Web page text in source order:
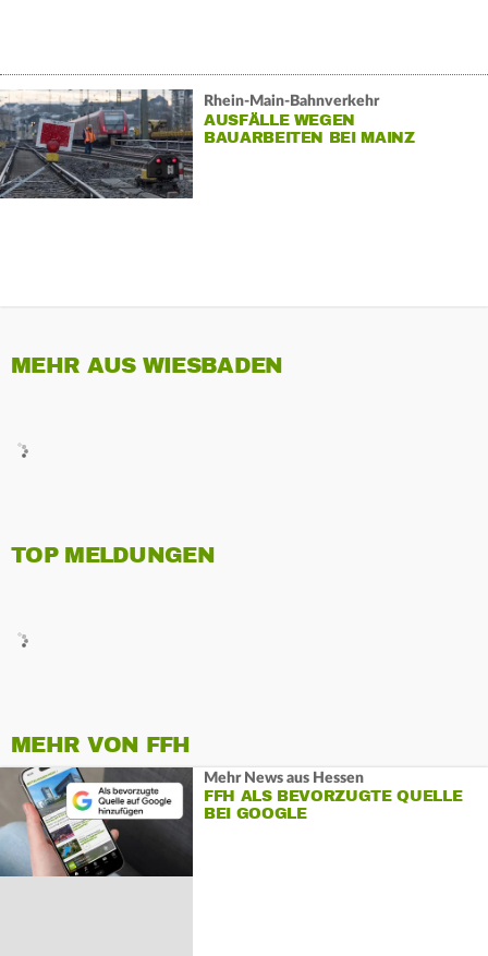
Rhein-Main-Bahnverkehr
AUSFÄLLE WEGEN
BAUARBEITEN BEI MAINZ
MEHR AUS WIESBADEN
TOP MELDUNGEN
MEHR VON FFH
Mehr News aus Hessen
FFH ALS BEVORZUGTE QUELLE
BEI GOOGLE